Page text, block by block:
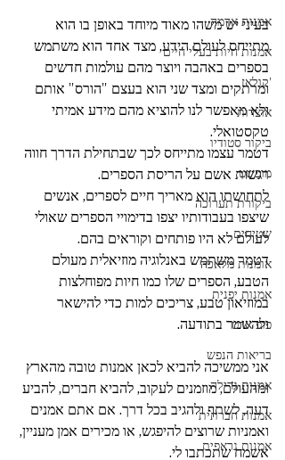
אמנות אדמה
אמנות חיות בעלי חיים
'קולאז
אוצרות
ביקור סטודיו
מופשט
ביקורת תערוכה
שטיחים
אומנות מלאכה
אמנות יפנית
פופ ארט
בריאות הנפש
אמנות גרילה
אמנות חברתית
אמנות גראפית
בעיני יש משהו מאוד מיוחד באופן בו הוא
מתייחס לעולם הידע, מצד אחד הוא משתמש
בספרים באהבה ויוצר מהם עולמות חדשים
ומרתקים ומצד שני הוא בעצם "הורס" אותם
ולא מאפשר לנו להוציא מהם מידע אמיתי
טקסטואלי.
דטמר עצמו מתייחס לכך שבתחילת הדרך חווה
רגשות אשם על הריסת הספרים.
לתחושתו הוא מאריך חיים לספרים, אנשים
שיצפו בעבודותיו יצפו בדימויי הספרים שאולי
לעולם לא היו פותחים וקוראים בהם.
דטמר משתמש באנלוגיה מוזיאלית מעולם
הטבע, הספרים שלו כמו חיות מפוחלצות
במוזיאון טבע, צריכים למות כדי להישאר
ולהשמר בתודעה.
אני ממשיכה להביא לכאן אמנות טובה מהארץ
ומהעולם, מוזמנים לעקוב, להביא חברים, להביע
דעה, לשתף ולהגיב בכל דרך. אם אתם אמנים
ואמניות שרוצים להיפגש, או מכירים אמן מעניין,
אשמח שתכתבו לי.